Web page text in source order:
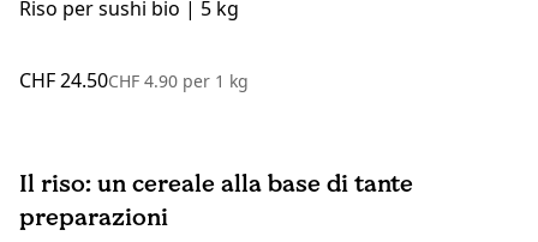
Riso per sushi bio | 5 kg
CHF 24.50CHF 4.90 per 1 kg
Il riso: un cereale alla base di tante
preparazioni